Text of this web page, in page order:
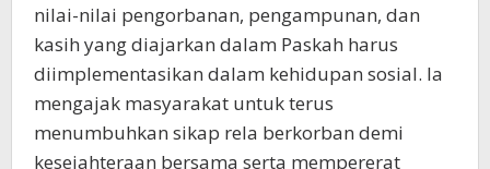
nilai-nilai pengorbanan, pengampunan, dan
kasih yang diajarkan dalam Paskah harus
diimplementasikan dalam kehidupan sosial. Ia
mengajak masyarakat untuk terus
menumbuhkan sikap rela berkorban demi
kesejahteraan bersama serta mempererat